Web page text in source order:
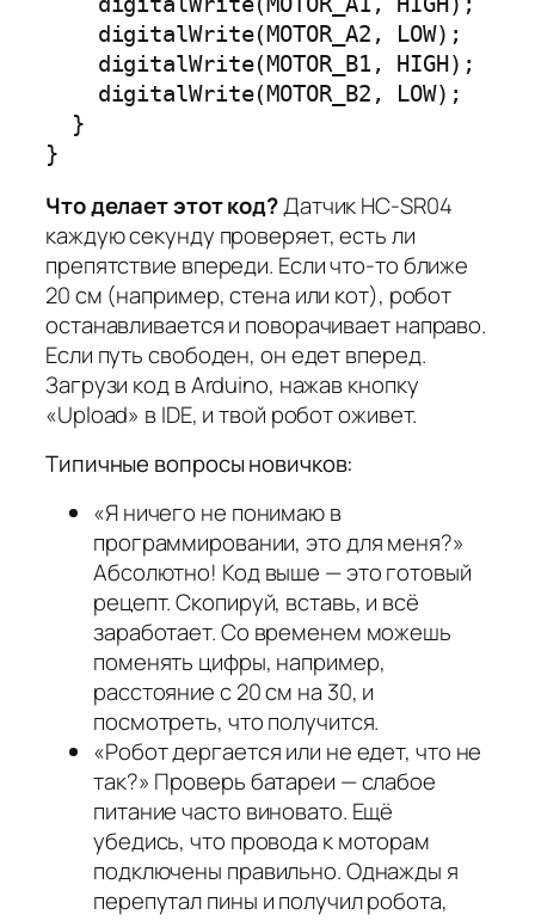
}
Что делает этот код?Датчик HC-SR04
каждую секунду проверяет, есть ли
препятствие впереди. Если что-то ближе
20 см (например, стена или кот), робот
останавливается и поворачивает направо.
Если путь свободен, он едет вперед.
Загрузи код в Arduino, нажав кнопку
«Upload» в IDE, и твой робот оживет.
Типичные вопросы новичков:
«Я ничего не понимаю в
программировании, это для меня?»
Абсолютно! Код выше — это готовый
рецепт. Скопируй, вставь, и всё
заработает. Со временем можешь
поменять цифры, например,
расстояние с 20 см на 30, и
посмотреть, что получится.
«Робот дергается или не едет, что не
так?» Проверь батареи — слабое
питание часто виновато. Ещё
убедись, что провода к моторам
подключены правильно. Однажды я
перепутал пины и получил робота,